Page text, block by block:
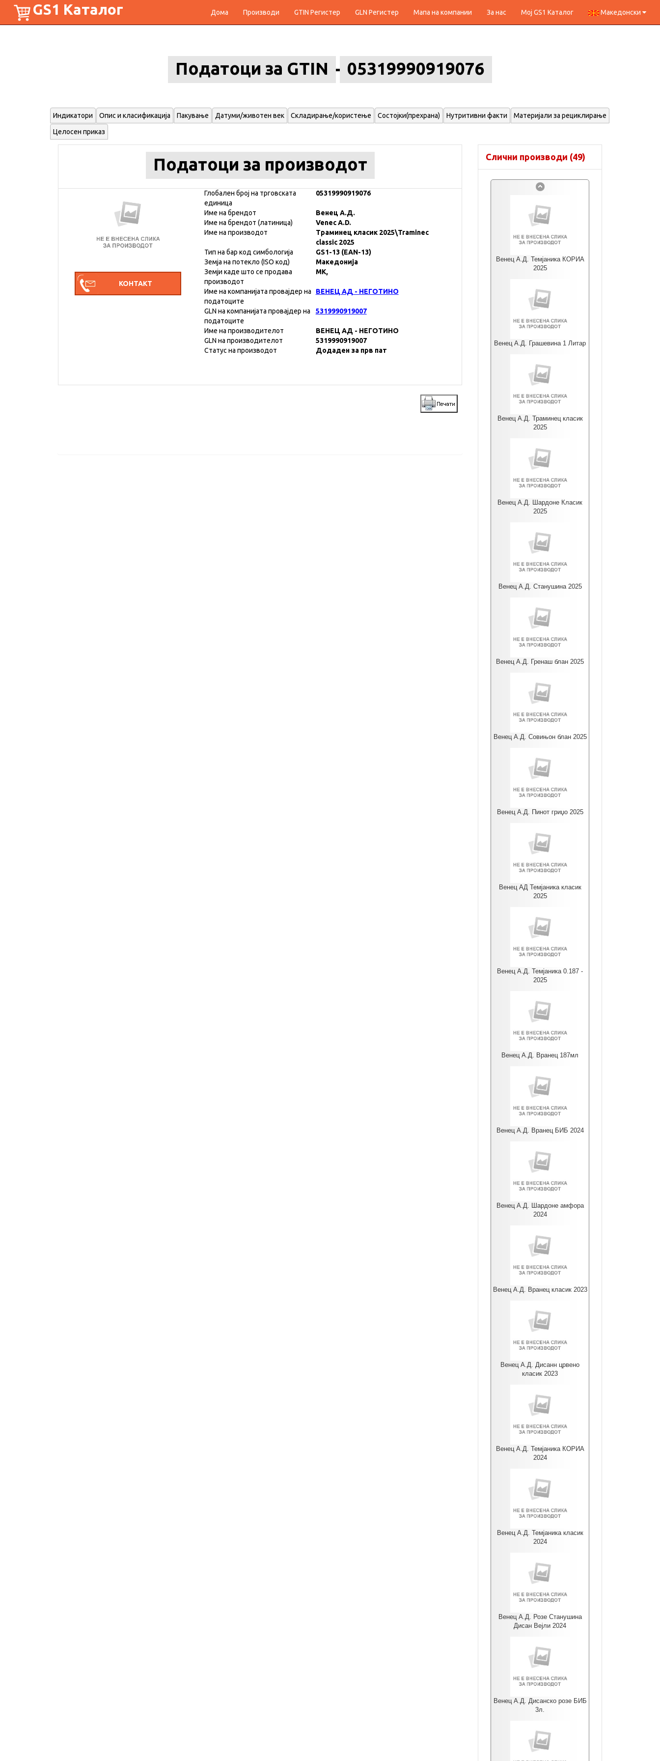
GS1 Каталог Дома Производи GTIN Регистер GLN Регистер Мапа на компании За нас Мој GS1 Каталог Македонски
Податоци за GTIN 05319990919076
Индикатори Опис и класификација Пакување Датуми/животен век Складирање/користење Состојки(прехрана) Нутритивни факти Материјали за рециклирање
Целосен приказ
Податоци за производот
Глобален број на трговската
единица
05319990919076
Име на брендот
Венец А.Д.
Име на брендот (латиница)
Venec A.D.
Име на производот
Траминец класик 2025\Traminec
classic 2025
Тип на бар код симбологија
GS1-13 (EAN-13)
Земја на потекло (ISO код)
Македонија
Земји каде што се продава
производот
MK,
Име на компанијата провајдер на
податоците
ВЕНЕЦ АД - НЕГОТИНО
GLN на компанијата провајдер на
податоците
5319990919007
Име на производителот
ВЕНЕЦ АД - НЕГОТИНО
GLN на производителот
5319990919007
Статус на производот
Додаден за прв пат
Слични производи (49)
Венец А.Д. Темјаника КОРИА
2025
Венец А.Д. Грашевина 1 Литар
Венец А.Д. Траминец класик
2025
Венец А.Д. Шардоне Класик
2025
Венец А.Д. Станушина 2025
Венец А.Д. Гренаш блан 2025
Венец А.Д. Совињон блан 2025
Венец А.Д. Пинот гриџо 2025
Венец АД Темјаника класик
2025
Венец А.Д. Темјаника 0.187 -
2025
Венец А.Д. Вранец 187мл
Венец А.Д. Вранец БИБ 2024
Венец А.Д. Шардоне амфора
2024
Венец А.Д. Вранец класик 2023
Венец А.Д. Дисанн црвено
класик 2023
Венец А.Д. Темјаника КОРИА
2024
Венец А.Д. Темјаника класик
2024
Венец А.Д. Розе Станушина
Дисан Вејли 2024
Венец А.Д. Дисанско розе БИБ
3л.